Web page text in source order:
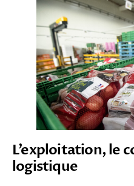
L’exploitation, le
logistique